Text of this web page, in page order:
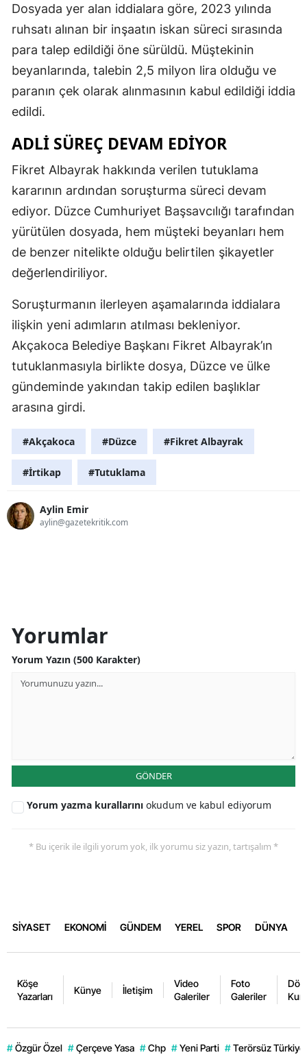
Dosyada yer alan iddialara göre, 2023 yılında
ruhsatı alınan bir inşaatın iskan süreci sırasında
para talep edildiği öne sürüldü. Müştekinin
beyanlarında, talebin 2,5 milyon lira olduğu ve
paranın çek olarak alınmasının kabul edildiği iddia
edildi.
ADLI SÜREÇ DEVAM EDIYOR
Fikret Albayrak hakkında verilen tutuklama
kararının ardından soruşturma süreci devam
ediyor. Düzce Cumhuriyet Başsavcılığı tarafından
yürütülen dosyada, hem müşteki beyanları hem
de benzer nitelikte olduğu belirtilen şikayetler
değerlendiriliyor.
Soruşturmanın ilerleyen aşamalarında iddialara
ilişkin yeni adımların atılması bekleniyor.
Akçakoca Belediye Başkanı Fikret Albayrak’ın
tutuklanmasıyla birlikte dosya, Düzce ve ülke
gündeminde yakından takip edilen başlıklar
arasına girdi.
#Akçakoca #Düzce #Fikret Albayrak
#İrtikap #Tutuklama
Aylin Emir
aylin@gazetekritik.com
Yorumlar
Yorum Yazın (500 Karakter)
GÖNDER
Yorum yazma kurallarını okudum ve kabul ediyorum
* Bu içerik ile ilgili yorum yok, ilk yorumu siz yazın, tartışalım *
SİYASET EKONOMİ GÜNDEM YEREL SPOR DÜNYA
Köşe
Yazarları
Künye İletişim
Video
Galeriler
Foto
Galeriler
# Özgür Özel # Çerçeve Yasa # Chp # Yeni Parti # Terörsüz Türkiye